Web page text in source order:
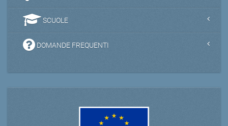
SCUOLE
DOMANDE FREQUENTI